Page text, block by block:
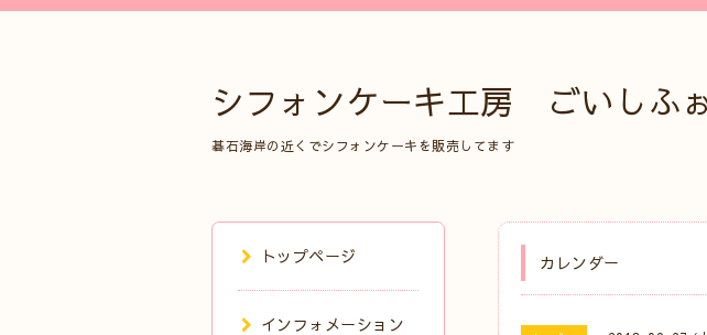
シフォンケーキ工房 ごいしふ
碁石海岸の近くでシフォンケーキを販売してます
カレンダー
トップページ
インフォメーション